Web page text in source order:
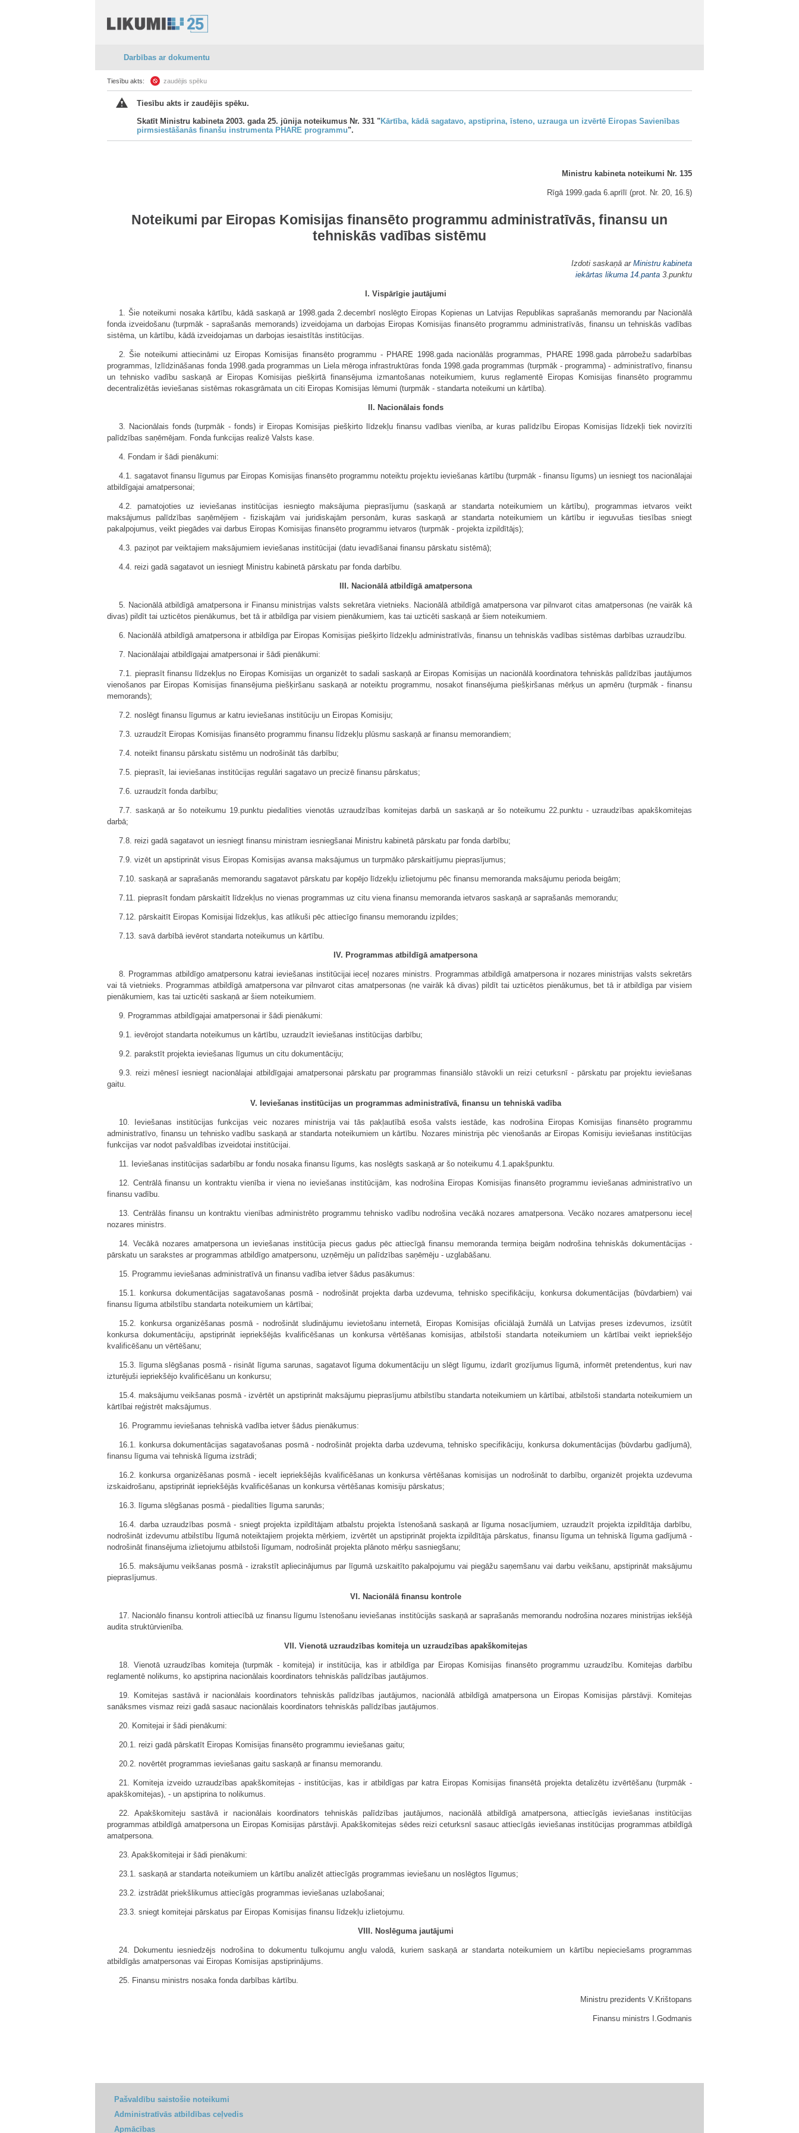
Darbības ar dokumentu
Tiesību akts: zaudējis spēku
Tiesību akts ir zaudējis spēku.
Skatīt Ministru kabineta 2003. gada 25. jūnija noteikumus Nr. 331 "Kārtība, kādā sagatavo, apstiprina, īsteno, uzrauga un izvērtē Eiropas Savienības
pirmsiestāšanās finanšu instrumenta PHARE programmu".
Ministru kabineta noteikumi Nr. 135
Rīgā 1999.gada 6.aprīlī (prot. Nr. 20, 16.§)
Noteikumi par Eiropas Komisijas finansēto programmu administratīvās, finansu un
tehniskās vadības sistēmu
Izdoti saskaņā ar Ministru kabineta
iekārtas likuma 14.panta 3.punktu
I. Vispārīgie jautājumi
1. Šie noteikumi nosaka kārtību, kādā saskaņā ar 1998.gada 2.decembrī noslēgto Eiropas Kopienas un Latvijas Republikas saprašanās memorandu par Nacionālā
fonda izveidošanu (turpmāk - saprašanās memorands) izveidojama un darbojas Eiropas Komisijas finansēto programmu administratīvās, finansu un tehniskās vadības
sistēma, un kārtību, kādā izveidojamas un darbojas iesaistītās institūcijas.
2. Šie noteikumi attiecināmi uz Eiropas Komisijas finansēto programmu - PHARE 1998.gada nacionālās programmas, PHARE 1998.gada pārrobežu sadarbības
programmas, Izlīdzināšanas fonda 1998.gada programmas un Liela mēroga infrastruktūras fonda 1998.gada programmas (turpmāk - programma) - administratīvo, finansu
un tehnisko vadību saskaņā ar Eiropas Komisijas piešķirtā finansējuma izmantošanas noteikumiem, kurus reglamentē Eiropas Komisijas finansēto programmu
decentralizētās ieviešanas sistēmas rokasgrāmata un citi Eiropas Komisijas lēmumi (turpmāk - standarta noteikumi un kārtība).
II. Nacionālais fonds
3. Nacionālais fonds (turpmāk - fonds) ir Eiropas Komisijas piešķirto līdzekļu finansu vadības vienība, ar kuras palīdzību Eiropas Komisijas līdzekļi tiek novirzīti
palīdzības saņēmējam. Fonda funkcijas realizē Valsts kase.
4. Fondam ir šādi pienākumi:
4.1. sagatavot finansu līgumus par Eiropas Komisijas finansēto programmu noteiktu projektu ieviešanas kārtību (turpmāk - finansu līgums) un iesniegt tos nacionālajai
atbildīgajai amatpersonai;
4.2. pamatojoties uz ieviešanas institūcijas iesniegto maksājuma pieprasījumu (saskaņā ar standarta noteikumiem un kārtību), programmas ietvaros veikt
maksājumus palīdzības saņēmējiem - fiziskajām vai juridiskajām personām, kuras saskaņā ar standarta noteikumiem un kārtību ir ieguvušas tiesības sniegt
pakalpojumus, veikt piegādes vai darbus Eiropas Komisijas finansēto programmu ietvaros (turpmāk - projekta izpildītājs);
4.3. paziņot par veiktajiem maksājumiem ieviešanas institūcijai (datu ievadīšanai finansu pārskatu sistēmā);
4.4. reizi gadā sagatavot un iesniegt Ministru kabinetā pārskatu par fonda darbību.
III. Nacionālā atbildīgā amatpersona
5. Nacionālā atbildīgā amatpersona ir Finansu ministrijas valsts sekretāra vietnieks. Nacionālā atbildīgā amatpersona var pilnvarot citas amatpersonas (ne vairāk kā
divas) pildīt tai uzticētos pienākumus, bet tā ir atbildīga par visiem pienākumiem, kas tai uzticēti saskaņā ar šiem noteikumiem.
6. Nacionālā atbildīgā amatpersona ir atbildīga par Eiropas Komisijas piešķirto līdzekļu administratīvās, finansu un tehniskās vadības sistēmas darbības uzraudzību.
7. Nacionālajai atbildīgajai amatpersonai ir šādi pienākumi:
7.1. pieprasīt finansu līdzekļus no Eiropas Komisijas un organizēt to sadali saskaņā ar Eiropas Komisijas un nacionālā koordinatora tehniskās palīdzības jautājumos
vienošanos par Eiropas Komisijas finansējuma piešķiršanu saskaņā ar noteiktu programmu, nosakot finansējuma piešķiršanas mērķus un apmēru (turpmāk - finansu
memorands);
7.2. noslēgt finansu līgumus ar katru ieviešanas institūciju un Eiropas Komisiju;
7.3. uzraudzīt Eiropas Komisijas finansēto programmu finansu līdzekļu plūsmu saskaņā ar finansu memorandiem;
7.4. noteikt finansu pārskatu sistēmu un nodrošināt tās darbību;
7.5. pieprasīt, lai ieviešanas institūcijas regulāri sagatavo un precizē finansu pārskatus;
7.6. uzraudzīt fonda darbību;
7.7. saskaņā ar šo noteikumu 19.punktu piedalīties vienotās uzraudzības komitejas darbā un saskaņā ar šo noteikumu 22.punktu - uzraudzības apakškomitejas
darbā;
7.8. reizi gadā sagatavot un iesniegt finansu ministram iesniegšanai Ministru kabinetā pārskatu par fonda darbību;
7.9. vizēt un apstiprināt visus Eiropas Komisijas avansa maksājumus un turpmāko pārskaitījumu pieprasījumus;
7.10. saskaņā ar saprašanās memorandu sagatavot pārskatu par kopējo līdzekļu izlietojumu pēc finansu memoranda maksājumu perioda beigām;
7.11. pieprasīt fondam pārskaitīt līdzekļus no vienas programmas uz citu viena finansu memoranda ietvaros saskaņā ar saprašanās memorandu;
7.12. pārskaitīt Eiropas Komisijai līdzekļus, kas atlikuši pēc attiecīgo finansu memorandu izpildes;
7.13. savā darbībā ievērot standarta noteikumus un kārtību.
IV. Programmas atbildīgā amatpersona
8. Programmas atbildīgo amatpersonu katrai ieviešanas institūcijai ieceļ nozares ministrs. Programmas atbildīgā amatpersona ir nozares ministrijas valsts sekretārs
vai tā vietnieks. Programmas atbildīgā amatpersona var pilnvarot citas amatpersonas (ne vairāk kā divas) pildīt tai uzticētos pienākumus, bet tā ir atbildīga par visiem
pienākumiem, kas tai uzticēti saskaņā ar šiem noteikumiem.
9. Programmas atbildīgajai amatpersonai ir šādi pienākumi:
9.1. ievērojot standarta noteikumus un kārtību, uzraudzīt ieviešanas institūcijas darbību;
9.2. parakstīt projekta ieviešanas līgumus un citu dokumentāciju;
9.3. reizi mēnesī iesniegt nacionālajai atbildīgajai amatpersonai pārskatu par programmas finansiālo stāvokli un reizi ceturksnī - pārskatu par projektu ieviešanas
gaitu.
V. Ieviešanas institūcijas un programmas administratīvā, finansu un tehniskā vadība
10. Ieviešanas institūcijas funkcijas veic nozares ministrija vai tās pakļautībā esoša valsts iestāde, kas nodrošina Eiropas Komisijas finansēto programmu
administratīvo, finansu un tehnisko vadību saskaņā ar standarta noteikumiem un kārtību. Nozares ministrija pēc vienošanās ar Eiropas Komisiju ieviešanas institūcijas
funkcijas var nodot pašvaldības izveidotai institūcijai.
11. Ieviešanas institūcijas sadarbību ar fondu nosaka finansu līgums, kas noslēgts saskaņā ar šo noteikumu 4.1.apakšpunktu.
12. Centrālā finansu un kontraktu vienība ir viena no ieviešanas institūcijām, kas nodrošina Eiropas Komisijas finansēto programmu ieviešanas administratīvo un
finansu vadību.
13. Centrālās finansu un kontraktu vienības administrēto programmu tehnisko vadību nodrošina vecākā nozares amatpersona. Vecāko nozares amatpersonu ieceļ
nozares ministrs.
14. Vecākā nozares amatpersona un ieviešanas institūcija piecus gadus pēc attiecīgā finansu memoranda termiņa beigām nodrošina tehniskās dokumentācijas -
pārskatu un sarakstes ar programmas atbildīgo amatpersonu, uzņēmēju un palīdzības saņēmēju - uzglabāšanu.
15. Programmu ieviešanas administratīvā un finansu vadība ietver šādus pasākumus:
15.1. konkursa dokumentācijas sagatavošanas posmā - nodrošināt projekta darba uzdevuma, tehnisko specifikāciju, konkursa dokumentācijas (būvdarbiem) vai
finansu līguma atbilstību standarta noteikumiem un kārtībai;
15.2. konkursa organizēšanas posmā - nodrošināt sludinājumu ievietošanu internetā, Eiropas Komisijas oficiālajā žurnālā un Latvijas preses izdevumos, izsūtīt
konkursa dokumentāciju, apstiprināt iepriekšējās kvalificēšanas un konkursa vērtēšanas komisijas, atbilstoši standarta noteikumiem un kārtībai veikt iepriekšējo
kvalificēšanu un vērtēšanu;
15.3. līguma slēgšanas posmā - risināt līguma sarunas, sagatavot līguma dokumentāciju un slēgt līgumu, izdarīt grozījumus līgumā, informēt pretendentus, kuri nav
izturējuši iepriekšējo kvalificēšanu un konkursu;
15.4. maksājumu veikšanas posmā - izvērtēt un apstiprināt maksājumu pieprasījumu atbilstību standarta noteikumiem un kārtībai, atbilstoši standarta noteikumiem un
kārtībai reģistrēt maksājumus.
16. Programmu ieviešanas tehniskā vadība ietver šādus pienākumus:
16.1. konkursa dokumentācijas sagatavošanas posmā - nodrošināt projekta darba uzdevuma, tehnisko specifikāciju, konkursa dokumentācijas (būvdarbu gadījumā),
finansu līguma vai tehniskā līguma izstrādi;
16.2. konkursa organizēšanas posmā - iecelt iepriekšējās kvalificēšanas un konkursa vērtēšanas komisijas un nodrošināt to darbību, organizēt projekta uzdevuma
izskaidrošanu, apstiprināt iepriekšējās kvalificēšanas un konkursa vērtēšanas komisiju pārskatus;
16.3. līguma slēgšanas posmā - piedalīties līguma sarunās;
16.4. darba uzraudzības posmā - sniegt projekta izpildītājam atbalstu projekta īstenošanā saskaņā ar līguma nosacījumiem, uzraudzīt projekta izpildītāja darbību,
nodrošināt izdevumu atbilstību līgumā noteiktajiem projekta mērķiem, izvērtēt un apstiprināt projekta izpildītāja pārskatus, finansu līguma un tehniskā līguma gadījumā -
nodrošināt finansējuma izlietojumu atbilstoši līgumam, nodrošināt projekta plānoto mērķu sasniegšanu;
16.5. maksājumu veikšanas posmā - izrakstīt apliecinājumus par līgumā uzskaitīto pakalpojumu vai piegāžu saņemšanu vai darbu veikšanu, apstiprināt maksājumu
pieprasījumus.
VI. Nacionālā finansu kontrole
17. Nacionālo finansu kontroli attiecībā uz finansu līgumu īstenošanu ieviešanas institūcijās saskaņā ar saprašanās memorandu nodrošina nozares ministrijas iekšējā
audita struktūrvienība.
VII. Vienotā uzraudzības komiteja un uzraudzības apakškomitejas
18. Vienotā uzraudzības komiteja (turpmāk - komiteja) ir institūcija, kas ir atbildīga par Eiropas Komisijas finansēto programmu uzraudzību. Komitejas darbību
reglamentē nolikums, ko apstiprina nacionālais koordinators tehniskās palīdzības jautājumos.
19. Komitejas sastāvā ir nacionālais koordinators tehniskās palīdzības jautājumos, nacionālā atbildīgā amatpersona un Eiropas Komisijas pārstāvji. Komitejas
sanāksmes vismaz reizi gadā sasauc nacionālais koordinators tehniskās palīdzības jautājumos.
20. Komitejai ir šādi pienākumi:
20.1. reizi gadā pārskatīt Eiropas Komisijas finansēto programmu ieviešanas gaitu;
20.2. novērtēt programmas ieviešanas gaitu saskaņā ar finansu memorandu.
21. Komiteja izveido uzraudzības apakškomitejas - institūcijas, kas ir atbildīgas par katra Eiropas Komisijas finansētā projekta detalizētu izvērtēšanu (turpmāk -
apakškomitejas), - un apstiprina to nolikumus.
22. Apakškomiteju sastāvā ir nacionālais koordinators tehniskās palīdzības jautājumos, nacionālā atbildīgā amatpersona, attiecīgās ieviešanas institūcijas
programmas atbildīgā amatpersona un Eiropas Komisijas pārstāvji. Apakškomitejas sēdes reizi ceturksnī sasauc attiecīgās ieviešanas institūcijas programmas atbildīgā
amatpersona.
23. Apakškomitejai ir šādi pienākumi:
23.1. saskaņā ar standarta noteikumiem un kārtību analizēt attiecīgās programmas ieviešanu un noslēgtos līgumus;
23.2. izstrādāt priekšlikumus attiecīgās programmas ieviešanas uzlabošanai;
23.3. sniegt komitejai pārskatus par Eiropas Komisijas finansu līdzekļu izlietojumu.
VIII. Noslēguma jautājumi
24. Dokumentu iesniedzējs nodrošina to dokumentu tulkojumu angļu valodā, kuriem saskaņā ar standarta noteikumiem un kārtību nepieciešams programmas
atbildīgās amatpersonas vai Eiropas Komisijas apstiprinājums.
25. Finansu ministrs nosaka fonda darbības kārtību.
Ministru prezidents V.Krištopans
Finansu ministrs I.Godmanis
Pašvaldību saistošie noteikumi
Administratīvās atbildības ceļvedis
Apmācības